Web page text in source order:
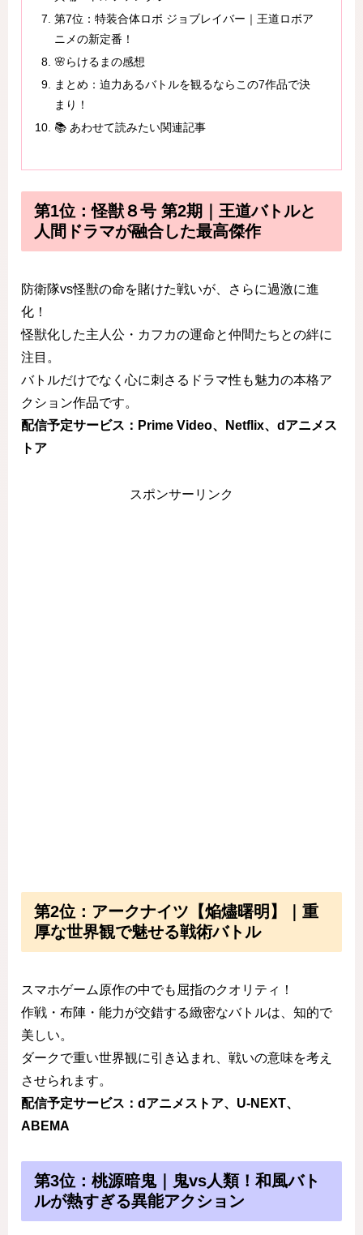
第7位：特装合体ロボ ジョブレイバー｜王道ロボア
ニメの新定番！
🌸らけるまの感想
まとめ：迫力あるバトルを観るならこの7作品で決
まり！
📚 あわせて読みたい関連記事
第1位：怪獣８号 第2期｜王道バトルと
人間ドラマが融合した最高傑作
防衛隊vs怪獣の命を賭けた戦いが、さらに過激に進
化！
怪獣化した主人公・カフカの運命と仲間たちとの絆に
注目。
バトルだけでなく心に刺さるドラマ性も魅力の本格ア
クション作品です。
配信予定サービス：Prime Video、Netflix、dアニメス
トア
スポンサーリンク
第2位：アークナイツ【焔燼曙明】｜重
厚な世界観で魅せる戦術バトル
スマホゲーム原作の中でも屈指のクオリティ！
作戦・布陣・能力が交錯する緻密なバトルは、知的で
美しい。
ダークで重い世界観に引き込まれ、戦いの意味を考え
させられます。
配信予定サービス：dアニメストア、U-NEXT、
ABEMA
第3位：桃源暗鬼｜鬼vs人類！和風バト
ルが熱すぎる異能アクション